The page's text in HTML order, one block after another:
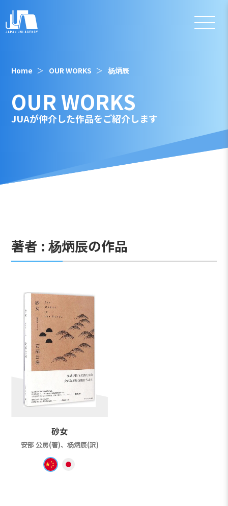
Home OUR WORKS 杨炳辰
OUR WORKS
JUAが仲介した作品をご紹介します
著者 : 杨炳辰の作品
砂女
安部 公房(著)、杨炳辰(訳)